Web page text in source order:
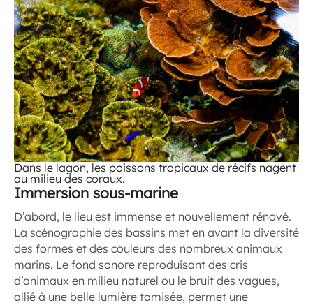
Dans le lagon, les poissons tropicaux de récifs nagent
au milieu des coraux.
Immersion sous-marine
D’abord, le lieu est immense et nouvellement rénové.
La scénographie des bassins met en avant la diversité
des formes et des couleurs des nombreux animaux
marins. Le fond sonore reproduisant des cris
d’animaux en milieu naturel ou le bruit des vagues,
allié à une belle lumière tamisée, permet une